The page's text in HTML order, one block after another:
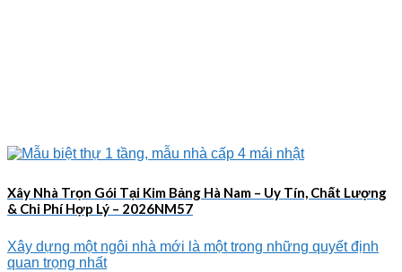
Xây Nhà Trọn Gói Tại Kim Bảng Hà Nam – Uy Tín, Chất Lượng
& Chi Phí Hợp Lý – 2026NM57
Xây dựng một ngôi nhà mới là một trong những quyết định
quan trọng nhất